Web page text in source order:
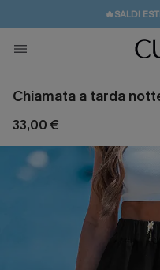
🔥SALDI
💌REGALO PER
Chiamata a tarda
33,00 €